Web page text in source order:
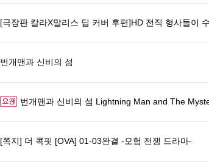
[극장판 칼라X말리스 딥 커버 후편]HD 전직 형사들이
번개맨과 신비의 섬
번개맨과 신비의 섬 Lightning Man and The
[쪽지] 더 콕핏 [OVA] 01-03완결 -모험 전쟁 드라마-